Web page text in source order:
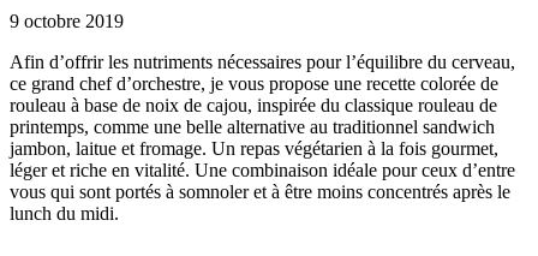
9 octobre 2019
Afin d’offrir les nutriments nécessaires pour l’équilibre du cerveau,
ce grand chef d’orchestre, je vous propose une recette colorée de
rouleau à base de noix de cajou, inspirée du classique rouleau de
printemps, comme une belle alternative au traditionnel sandwich
jambon, laitue et fromage. Un repas végétarien à la fois gourmet,
léger et riche en vitalité. Une combinaison idéale pour ceux d’entre
vous qui sont portés à somnoler et à être moins concentrés après le
lunch du midi.